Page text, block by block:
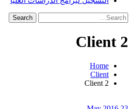
Search
for:
Client 2
Home
Client
Client 2